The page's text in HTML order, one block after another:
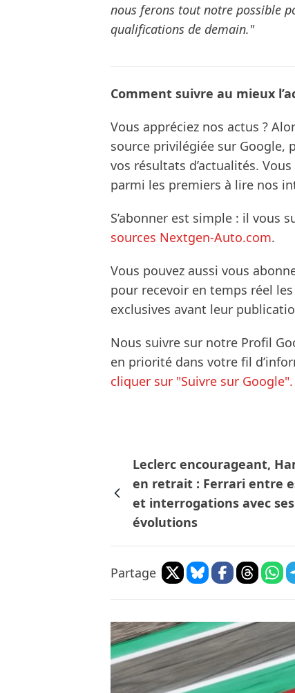
nous ferons tout notre possible
qualifications de demain."
Comment suivre au mieux
Vous appréciez nos actus ?
source privilégiée sur Google,
vos résultats d’actualités.
parmi les premiers à lire nos
S’abonner est simple : il vous
sources Nextgen-Auto.com.
Vous pouvez aussi vous
pour recevoir en temps réel
exclusives avant leur
Nous suivre sur notre Profil
en priorité dans votre fil
cliquer sur "Suivre sur Google".
Leclerc encourageant,
en retrait : Ferrari entre
et interrogations avec ses
évolutions
Partage